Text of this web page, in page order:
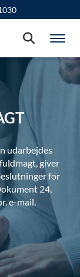
Vis
Søg
udarbejdes
giver
for
24,
e-mail.